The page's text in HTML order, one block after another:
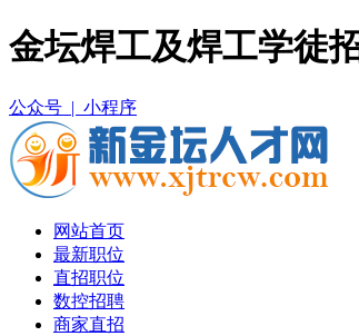
金坛焊工及焊工学徒
公众号 | 小程序
网站首页
最新职位
直招职位
数控招聘
商家直招